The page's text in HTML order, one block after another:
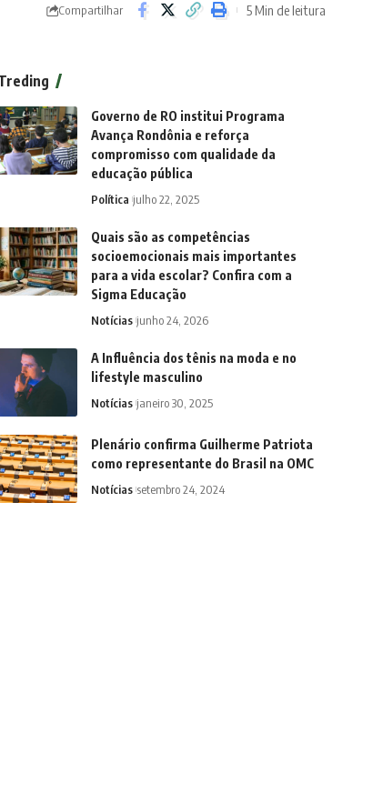
Compartilhar 5 Min de leitura
Governo de RO institui Programa
Avança Rondônia e reforça
compromisso com qualidade da
educação pública
Política julho 22, 2025
Quais são as competências
socioemocionais mais importantes
para a vida escolar? Confira com a
Sigma Educação
Notícias junho 24, 2026
A Influência dos tênis na moda e no
lifestyle masculino
Notícias janeiro 30, 2025
Plenário confirma Guilherme Patriota
como representante do Brasil na OMC
Notícias setembro 24, 2024